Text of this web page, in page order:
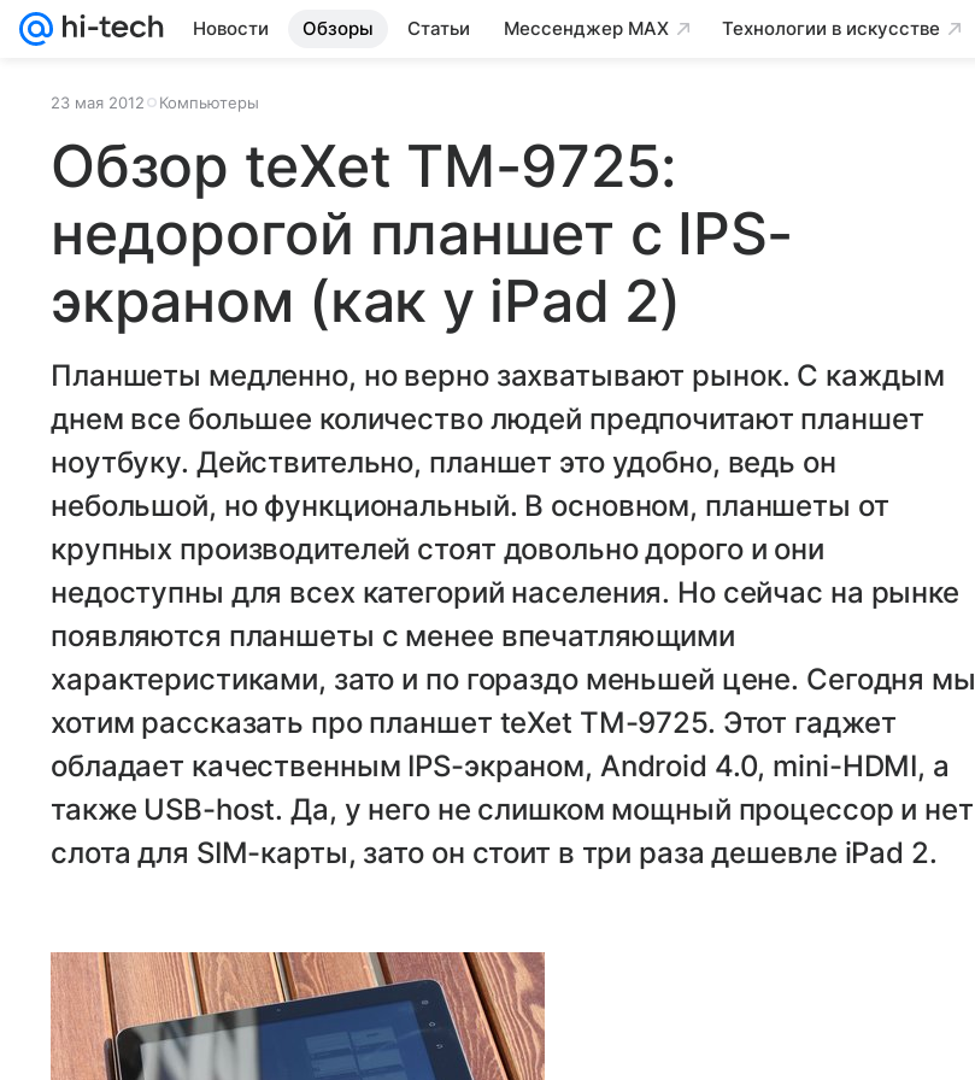
Новости Обзоры Статьи Мессенджер MAX Технологии в искусстве
23 мая 2012 Компьютеры
Обзор teXet TM-9725:
недорогой планшет с IPS-
экраном (как у iPad 2)
Планшеты медленно, но верно захватывают рынок. С каждым
днем все большее количество людей предпочитают планшет
ноутбуку. Действительно, планшет это удобно, ведь он
небольшой, но функциональный. В основном, планшеты от
крупных производителей стоят довольно дорого и они
недоступны для всех категорий населения. Но сейчас на рынке
появляются планшеты с менее впечатляющими
характеристиками, зато и по гораздо меньшей цене. Сегодня мы
хотим рассказать про планшет teXet TM-9725. Этот гаджет
обладает качественным IPS-экраном, Android 4.0, mini-HDMI, а
также USB-host. Да, у него не слишком мощный процессор и нет
слота для SIM-карты, зато он стоит в три раза дешевле iPad 2.